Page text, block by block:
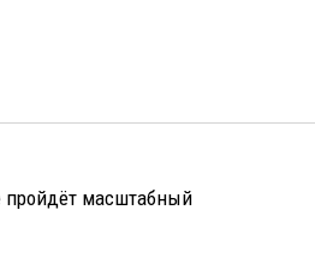
пройдёт масштабный